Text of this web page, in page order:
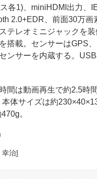
各1)、miniHDMI出力、
2.0+EDR、前面30万画
テレオミニジャックを
搭載。センサーはGPS
ンサーを内蔵する。
間は動画再生で約2.5時
体サイズは約
。
幸治]